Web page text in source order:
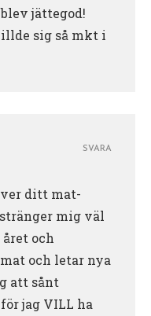
jättegod!
sig så mkt i
ditt mat-
mig väl
och
och letar nya
att sånt
jag VILL ha
SVARA